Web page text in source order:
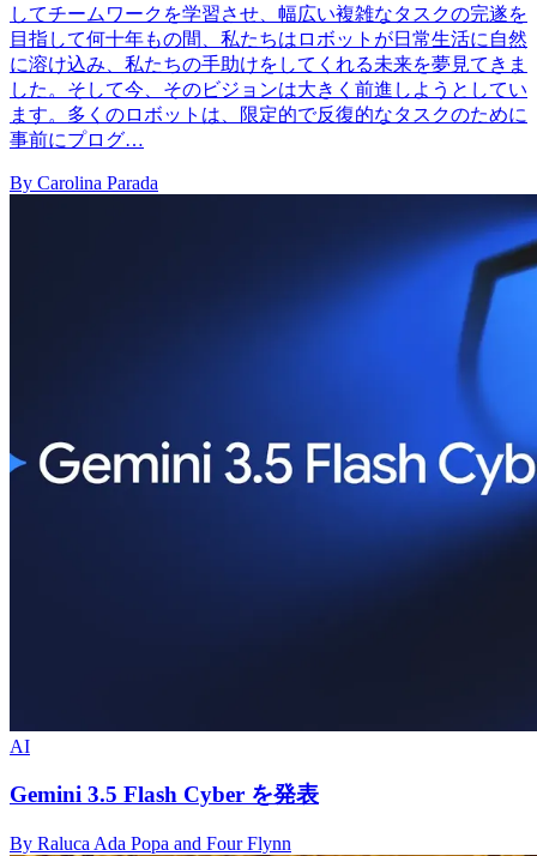
してチームワークを学習させ、幅広い複雑なタスクの完遂を
目指して何十年もの間、私たちはロボットが日常生活に自然
に溶け込み、私たちの手助けをしてくれる未来を夢見てきま
した。そして今、そのビジョンは大きく前進しようとしてい
ます。多くのロボットは、限定的で反復的なタスクのために
事前にプログ…
By Carolina Parada
AI
Gemini 3.5 Flash Cyber を発表
By Raluca Ada Popa and Four Flynn